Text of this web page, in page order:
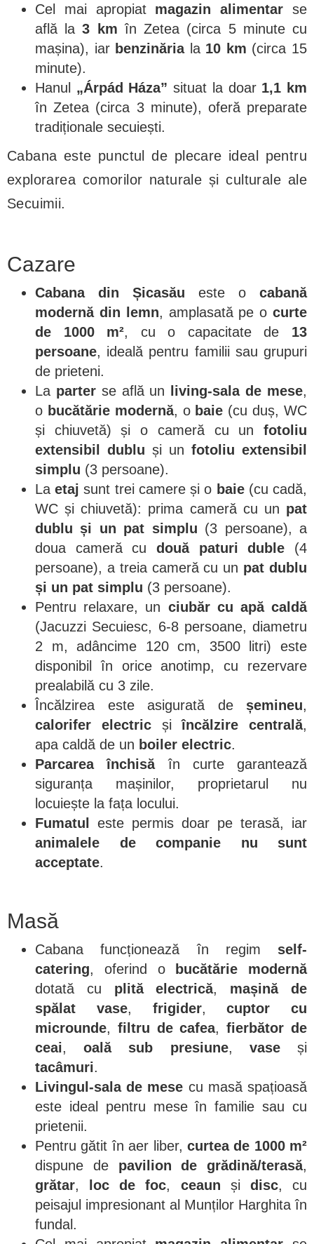
Cel mai apropiat magazin alimentar se
află la3 km în Zetea (circa 5 minute cu
mașina), iar benzinăriala 10 km (circa 15
minute).
Hanul „Árpád Háza”situat la doar 1,1 km
în Zetea (circa 3 minute), oferă preparate
tradiționale secuiești.
Cabana este punctul de plecare ideal pentru
explorarea comorilor naturale și culturale ale
Secuimii.
Cazare
Cabana din Șicasău este o cabană
modernă din lemn, amplasată pe ocurte
de 1000 m², cu o capacitate de 13
persoane, ideală pentru familii sau grupuri
de prieteni.
La parterse află un living-sala de mese,
o bucătărie modernă, o baie (cu duș, WC
și chiuvetă) și o cameră cu un fotoliu
extensibil dublu și un fotoliu extensibil
simplu (3 persoane).
Laetaj sunt trei camere și o baie(cu cadă,
WC și chiuvetă): prima cameră cu un pat
dublu și un pat simplu (3 persoane), a
doua cameră cu două paturi duble (4
persoane), a treia cameră cu un pat dublu
și un pat simplu (3 persoane).
Pentru relaxare, un ciubăr cu apă caldă
(Jacuzzi Secuiesc, 6-8 persoane, diametru
2 m, adâncime 120 cm, 3500 litri) este
disponibil în orice anotimp, cu rezervare
prealabilă cu 3 zile.
Încălzirea este asigurată de șemineu,
calorifer electricșiîncălzire centrală,
apa caldă de un boiler electric.
Parcarea închisăîn curte garantează
siguranța mașinilor, proprietarul nu
locuiește la fața locului.
Fumatul este permis doar pe terasă, iar
animalele de companie nu sunt
acceptate.
Masă
Cabana funcționează în regim self-
catering, oferind o bucătărie modernă
dotată cu plită electrică, mașină de
spălat vase, frigider,cuptor cu
microunde, filtru de cafea,fierbător de
ceai,oală sub presiune, vaseși
tacâmuri.
Livingul-sala de mese cu masă spațioasă
este ideal pentru mese în familie sau cu
prietenii.
Pentru gătit în aer liber, curtea de 1000 m²
dispune de pavilion de grădină/terasă,
grătar, loc de foc, ceaun și disc, cu
peisajul impresionant al Munților Harghita în
fundal.